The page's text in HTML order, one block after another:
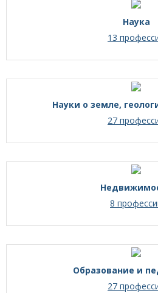
Наука
13
Науки о земле,
27
8
Образование и
27